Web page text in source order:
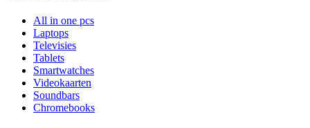
All in one pcs
Laptops
Televisies
Tablets
Smartwatches
Videokaarten
Soundbars
Chromebooks